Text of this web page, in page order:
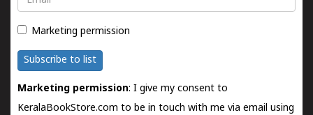
Marketing permission
Subscribe to list
Marketing permission: I give my consent to
KeralaBookStore.com to be in touch with me via email using